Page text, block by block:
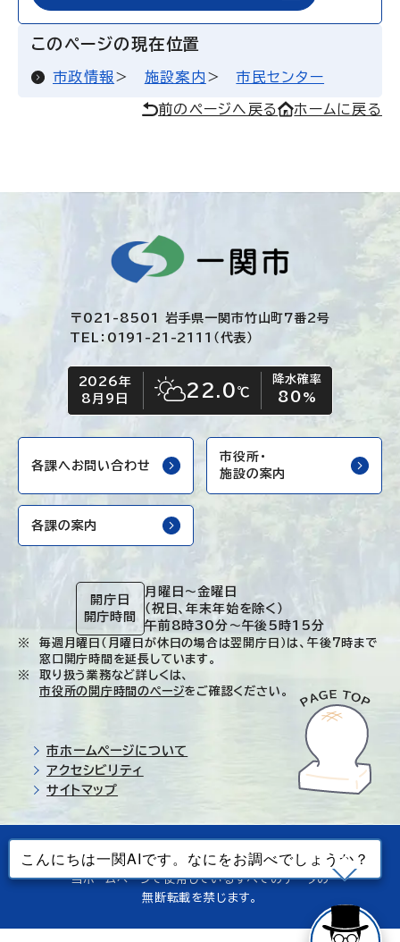
このページの現在位置
市政情報 施設案内 市民センター
前のページへ戻る ホームに戻る
〒021-8501 岩手県一関市竹山町7番2号
TEL：0191-21-2111（代表）
今日の日付
2026年
8月9日
今日の天気
晴れ時々くもり
22.0 ℃
降水確率
80 %
各課へお問い合わせ
市役所・
施設の案内
各課の案内
開庁日
開庁時間
月曜日～金曜日
（祝日、年末年始を除く）
午前8時30分～午後5時15分
毎週月曜日（月曜日が休日の場合は翌開庁日）は、午後7時まで
窓口開庁時間を延長しています。
取り扱う業務など詳しくは、
市役所の開庁時間のページをご確認ください。
市ホームページについて
アクセシビリティ
サイトマップ
© Ichinoseki-city. All rights reserved.
当ホームページで使用しているすべてのデータの
無断転載を禁じます。